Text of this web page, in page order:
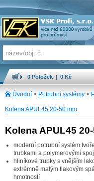
0 Položek | 0 Kč
Úvodní > Potrubní systémy >
Kolena APUL45 20-50 mm
Kolena APUL45
moderní potrubní systém
trubkami a polymerovými
hliníkové trubky s vnějším
extrémně malým tlakovým
hmotností